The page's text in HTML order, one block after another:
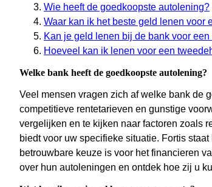
Wie heeft de goedkoopste autolening?
Waar kan ik het beste geld lenen voor
Kan je geld lenen bij de bank voor een
Hoeveel kan ik lenen voor een
Welke bank heeft de goedkoopste autolening?
Veel mensen vragen zich af welke bank de
competitieve rentetarieven en gunstige
vergelijken en te kijken naar factoren zoals
biedt voor uw specifieke situatie. Fortis
betrouwbare keuze is voor het financieren
over hun autoleningen en ontdek hoe zij u